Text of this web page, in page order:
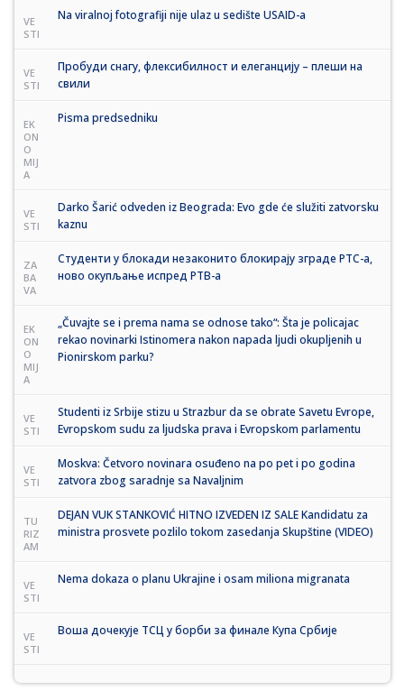
VE
STI
Na viralnoj fotografiji nije ulaz u sedište USAID-a
VE
STI
Пробуди снагу, флексибилност и елеганцију – плеши на
свили
EK
ON
O
MIJ
A
Pisma predsedniku
VE
STI
Darko Šarić odveden iz Beograda: Evo gde će služiti zatvorsku
kaznu
ZA
BA
VA
Студенти у блокади незаконито блокирају зграде РТС-а,
ново окупљање испред РТВ-а
EK
ON
O
MIJ
A
„Čuvajte se i prema nama se odnose tako“: Šta je policajac
rekao novinarki Istinomera nakon napada ljudi okupljenih u
Pionirskom parku?
VE
STI
Studenti iz Srbije stizu u Strazbur da se obrate Savetu Evrope,
Evropskom sudu za ljudska prava i Evropskom parlamentu
VE
STI
Moskva: Četvoro novinara osuđeno na po pet i po godina
zatvora zbog saradnje sa Navaljnim
TU
RIZ
AM
DEJAN VUK STANKOVIĆ HITNO IZVEDEN IZ SALE Kandidatu za
ministra prosvete pozlilo tokom zasedanja Skupštine (VIDEO)
VE
STI
Nema dokaza o planu Ukrajine i osam miliona migranata
VE
STI
Воша дочекује ТСЦ у борби за финале Купа Србије